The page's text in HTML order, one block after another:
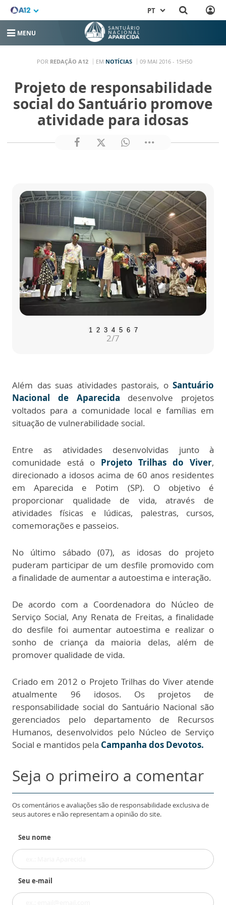
PT
MENU
POR REDAÇÃO A12 EM NOTÍCIAS 09 MAI 2016 - 15H50
Projeto de responsabilidade
social do Santuário promove
atividade para idosas
1 2 3 4 5 6 7
2/7
Além das suas atividades pastorais, o Santuário
Nacional de Aparecida desenvolve projetos
voltados para a comunidade local e famílias em
situação de vulnerabilidade social.
Entre as atividades desenvolvidas junto à
comunidade está o Projeto Trilhas do Viver,
direcionado a idosos acima de 60 anos residentes
em Aparecida e Potim (SP). O objetivo é
proporcionar qualidade de vida, através de
atividades físicas e lúdicas, palestras, cursos,
comemorações e passeios.
No último sábado (07), as idosas do projeto
puderam participar de um desfile promovido com
a finalidade de aumentar a autoestima e interação.
De acordo com a Coordenadora do Núcleo de
Serviço Social, Any Renata de Freitas, a finalidade
do desfile foi aumentar autoestima e realizar o
sonho de criança da maioria delas, além de
promover qualidade de vida.
Criado em 2012 o Projeto Trilhas do Viver atende
atualmente 96 idosos. Os projetos de
responsabilidade social do Santuário Nacional são
gerenciados pelo departamento de Recursos
Humanos, desenvolvidos pelo Núcleo de Serviço
Social e mantidos pela Campanha dos Devotos.
Seja o primeiro a comentar
Os comentários e avaliações são de responsabilidade exclusiva de
seus autores e não representam a opinião do site.
Seu nome
Seu e-mail